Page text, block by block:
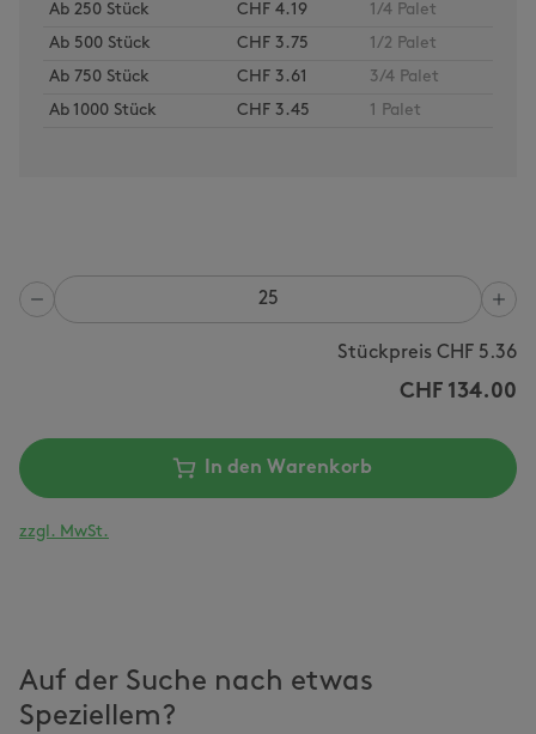
Ab 250 Stück CHF 4.19
1/4 Palet
Ab 500 Stück CHF 3.75
1/2 Palet
Ab 750 Stück CHF 3.61
3/4 Palet
Ab 1000 Stück CHF 3.45 1 Palet
Anzahl
Stückpreis CHF 5.36
CHF 134.00
In den Warenkorb
zzgl. MwSt.
Auf der Suche nach etwas
Speziellem?